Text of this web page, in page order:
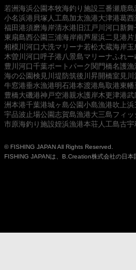
若洲海浜公園本牧海釣り施設三番瀬 鹿島
小名浜港 貝塚人工島加太漁港大津港葛西
福田港須磨海岸清水港 旧江戸川河口 新舞
東扇島西公園三浦海岸南芦屋浜二見港
相模川河口 大洗マリーナ若松大蔵海岸玉
木曽川河口呼子港 八景島マリーナふれー
豊川河口千葉ポートパーク関門橋名護漁
海の公園検見川堤防筑後川昇開橋室見川
牛窓港垂水漁港明石港本渡港鳥取港東幡
豊橋大磯港神戸空港親水護岸木更津港武
洲本港千葉港城ヶ島公園小島漁港吹上浜
宇品波止場公園志賀島漁港大三島フィ
市原海釣り施設姪浜漁港本荘人工島古宇
© FISHING JAPAN All Rights Reserved.
FISHING JAPANは、B.Creation株式会社の日本